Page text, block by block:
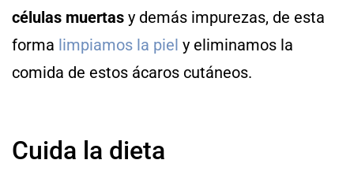
células muertas y demás impurezas, de esta
forma limpiamos la piel y eliminamos la
comida de estos ácaros cutáneos.
Cuida la dieta